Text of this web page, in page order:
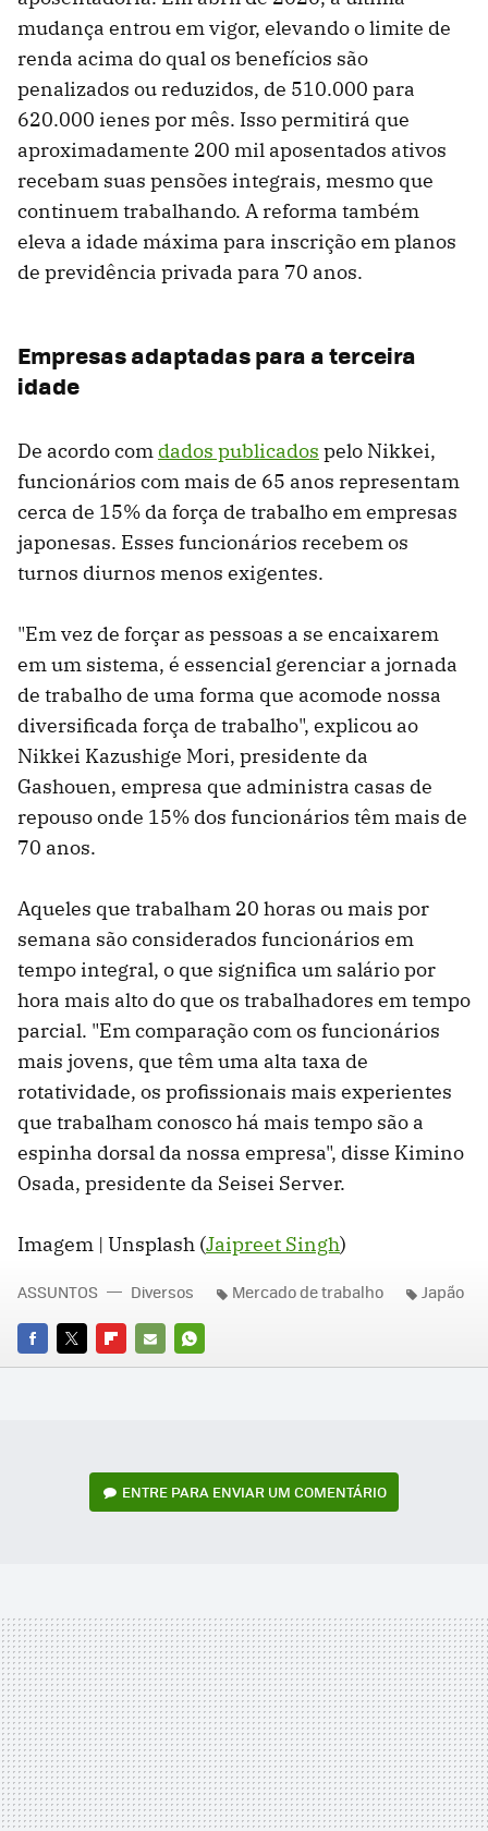
mudança entrou em vigor, elevando o limite de
renda acima do qual os benefícios são
penalizados ou reduzidos, de 510.000 para
620.000 ienes por mês. Isso permitirá que
aproximadamente 200 mil aposentados ativos
recebam suas pensões integrais, mesmo que
continuem trabalhando. A reforma também
eleva a idade máxima para inscrição em planos
de previdência privada para 70 anos.
Empresas adaptadas para a terceira
idade
De acordo com dados publicados pelo Nikkei,
funcionários com mais de 65 anos representam
cerca de 15% da força de trabalho em empresas
japonesas. Esses funcionários recebem os
turnos diurnos menos exigentes.
"Em vez de forçar as pessoas a se encaixarem
em um sistema, é essencial gerenciar a jornada
de trabalho de uma forma que acomode nossa
diversificada força de trabalho", explicou ao
Nikkei Kazushige Mori, presidente da
Gashouen, empresa que administra casas de
repouso onde 15% dos funcionários têm mais de
70 anos.
Aqueles que trabalham 20 horas ou mais por
semana são considerados funcionários em
tempo integral, o que significa um salário por
hora mais alto do que os trabalhadores em tempo
parcial. "Em comparação com os funcionários
mais jovens, que têm uma alta taxa de
rotatividade, os profissionais mais experientes
que trabalham conosco há mais tempo são a
espinha dorsal da nossa empresa", disse Kimino
Osada, presidente da Seisei Server.
Imagem | Unsplash (Jaipreet Singh)
FACEBOOK
TWITTERFLIPBOARD
E-
WHATSAPP
ASSUNTOS Diversos Mercado de trabalho Japão
ENTRE PARA ENVIAR UM COMENTÁRIO